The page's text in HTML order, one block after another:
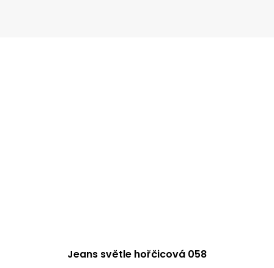
Jeans světle hořčicová 058